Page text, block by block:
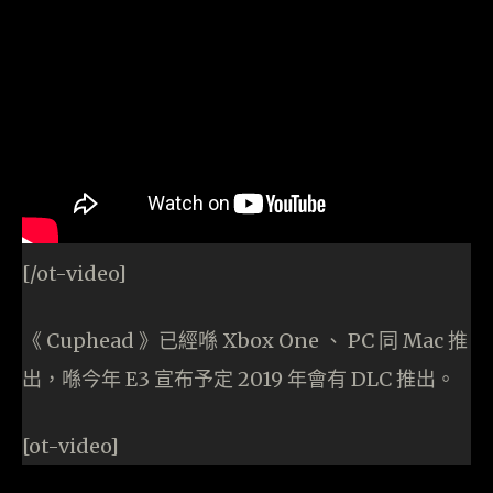
[/ot-video]
《 Cuphead 》已經喺 Xbox One 、 PC 同 Mac 推
出，喺今年 E3 宣布予定 2019 年會有 DLC 推出。
[ot-video]